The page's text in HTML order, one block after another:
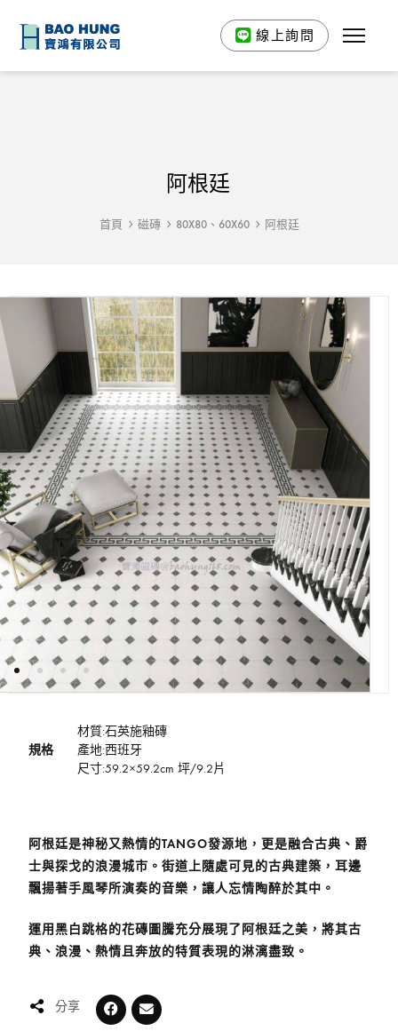
線上詢問
阿根廷
首頁 磁磚 80X80、60X60 阿根廷
規格
材質:石英施釉磚
產地:西班牙
尺寸:59.2×59.2cm 坪/9.2片
阿根廷是神秘又熱情的TANGO發源地，更是融合古典、爵
士與探戈的浪漫城市。街道上隨處可見的古典建築，耳邊
飄揚著手風琴所演奏的音樂，讓人忘情陶醉於其中。
運用黑白跳格的花磚圖騰充分展現了阿根廷之美，將其古
典、浪漫、熱情且奔放的特質表現的淋漓盡致。
分享